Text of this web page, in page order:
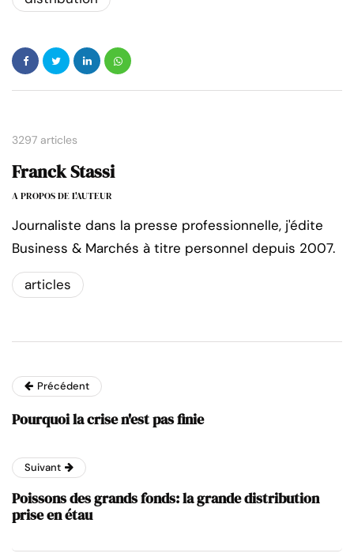
3297 articles
Franck Stassi
A PROPOS DE L'AUTEUR
Journaliste dans la presse professionnelle, j'édite
Business & Marchés à titre personnel depuis 2007.
articles
Précédent
Pourquoi la crise n'est pas finie
Suivant
Poissons des grands fonds: la grande distribution
prise en étau